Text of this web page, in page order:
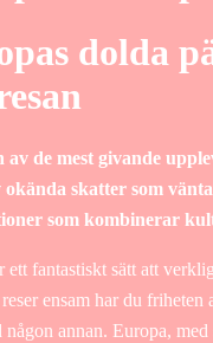
dolda
av de mest givande
skatter som
som kombinerar
ett fantastiskt sätt att
ensam har du friheten
annan. Europa,